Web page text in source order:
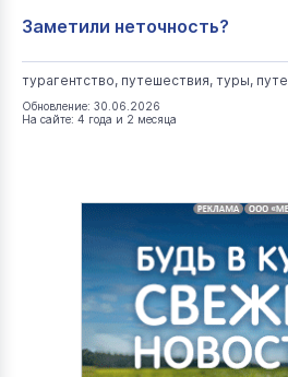
Заметили неточность?
турагентство, путешествия, туры,
Обновление: 30.06.2026
На сайте: 4 года и 2 месяца